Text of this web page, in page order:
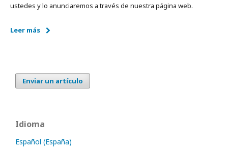
ustedes y lo anunciaremos a través de nuestra página web.
Leer más
Enviar un artículo
Idioma
Español (España)